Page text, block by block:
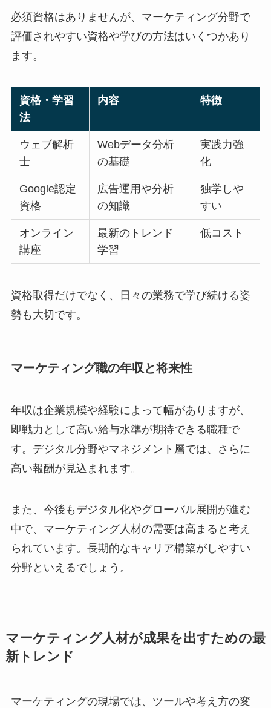
必須資格はありませんが、マーケティング分野で
評価されやすい資格や学びの方法はいくつかあり
ます。
資格・学習
法
内容 特徴
ウェブ解析
士
Webデータ分析
の基礎
実践力強
化
Google認定
資格
広告運用や分析
の知識
独学しや
すい
オンライン
講座
最新のトレンド
学習
低コスト
資格取得だけでなく、日々の業務で学び続ける姿
勢も大切です。
マーケティング職の年収と将来性
年収は企業規模や経験によって幅がありますが、
即戦力として高い給与水準が期待できる職種で
す。デジタル分野やマネジメント層では、さらに
高い報酬が見込まれます。
また、今後もデジタル化やグローバル展開が進む
中で、マーケティング人材の需要は高まると考え
られています。長期的なキャリア構築がしやすい
分野といえるでしょう。
マーケティング人材が成果を出すための最
新トレンド
マーケティングの現場では、ツールや考え方の変